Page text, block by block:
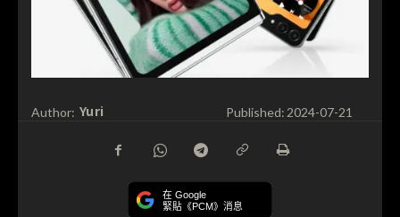
Author: Yuri Published: 2024-07-21
在 Google
緊貼《PCM》消息